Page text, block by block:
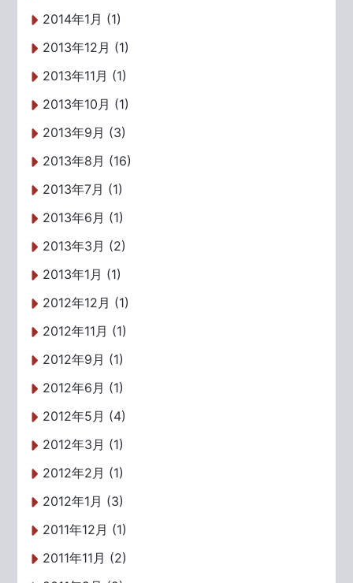
2014年1月 (1)
2013年12月 (1)
2013年11月 (1)
2013年10月 (1)
2013年9月 (3)
2013年8月 (16)
2013年7月 (1)
2013年6月 (1)
2013年3月 (2)
2013年1月 (1)
2012年12月 (1)
2012年11月 (1)
2012年9月 (1)
2012年6月 (1)
2012年5月 (4)
2012年3月 (1)
2012年2月 (1)
2012年1月 (3)
2011年12月 (1)
2011年11月 (2)